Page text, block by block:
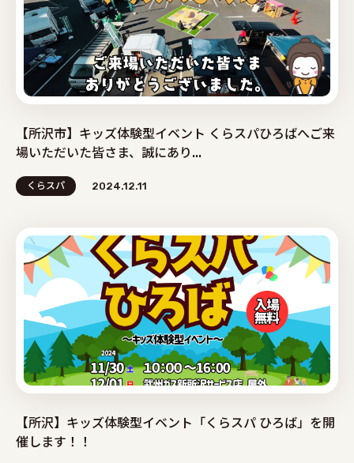
【所沢市】キッズ体験型イベント くらスパひろばへご来
場いただいた皆さま、誠にあり...
くらスパ 2024.12.11
【所沢】キッズ体験型イベント「くらスパ ひろば」を開
催します！！